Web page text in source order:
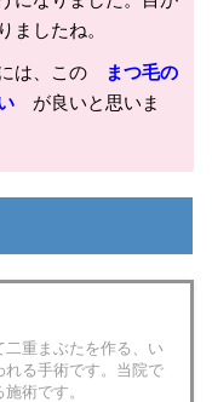
ましたね。
は、この
まつ毛の
が良いと思いま
重まぶたを作る、い
れる手術です。当院で
術です。